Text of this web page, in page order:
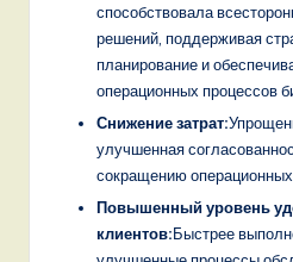
способствовала
решений, поддерживая
планирование и
операционных процессов
Снижение затрат:
улучшенная
сокращению
Повышенный уровень
клиентов:Быстрее